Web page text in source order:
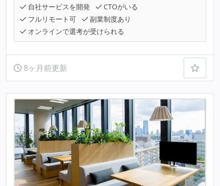
自社サービスを開発
CTOがいる
フルリモート可
副業制度あり
オンラインで選考が受けられる
8ヶ月前更新